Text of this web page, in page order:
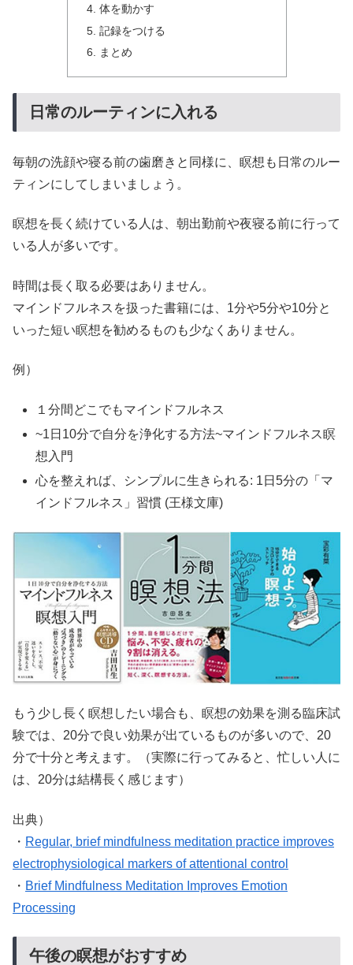
体を動かす
記録をつける
まとめ
日常のルーティンに入れる
毎朝の洗顔や寝る前の歯磨きと同様に、瞑想も日常のルー
ティンにしてしまいましょう。
瞑想を長く続けている人は、朝出勤前や夜寝る前に行って
いる人が多いです。
時間は長く取る必要はありません。
マインドフルネスを扱った書籍には、1分や5分や10分と
いった短い瞑想を勧めるものも少なくありません。
例）
１分間どこでもマインドフルネス
~1日10分で自分を浄化する方法~マインドフルネス瞑
想入門
心を整えれば、シンプルに生きられる: 1日5分の「マ
インドフルネス」習慣 (王様文庫)
もう少し長く瞑想したい場合も、瞑想の効果を測る臨床試
験では、20分で良い効果が出ているものが多いので、20
分で十分と考えます。（実際に行ってみると、忙しい人に
は、20分は結構長く感じます）
出典）
・ Regular, brief mindfulness meditation practice improves
electrophysiological markers of attentional control
・ Brief Mindfulness Meditation Improves Emotion
Processing
午後の瞑想がおすすめ